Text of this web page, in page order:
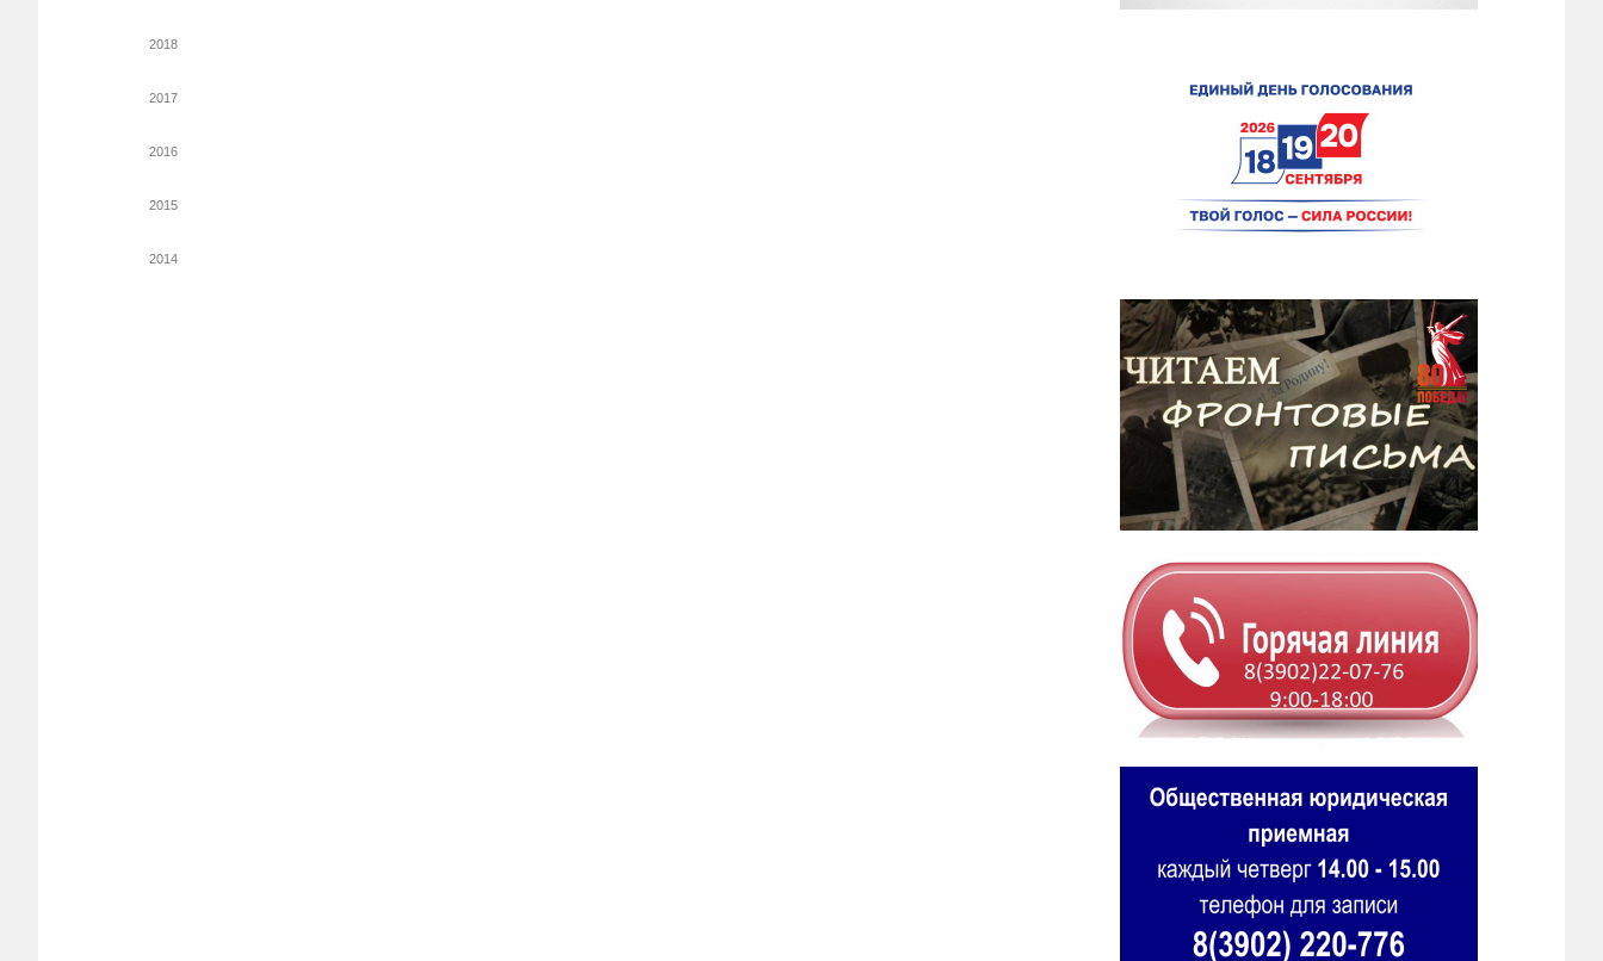
2018
2017
2016
2015
2014